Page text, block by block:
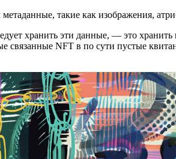
такие как изображения,
хранить эти данные, — это
NFT в по сути пустые